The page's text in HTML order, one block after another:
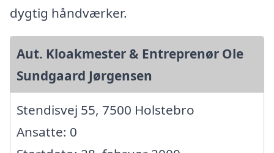
dygtig håndværker.
Aut. Kloakmester & Entreprenør Ole
Sundgaard Jørgensen
Stendisvej 55, 7500 Holstebro
Ansatte: 0